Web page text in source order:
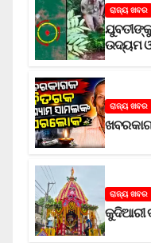
ରାଜ୍ୟ ଖବର
ଉଦ୍ୟମ ଓ
ରାଜ୍ୟ ଖବର
ରାଜ୍ୟ ଖବର
କୁଦିଆରୀ